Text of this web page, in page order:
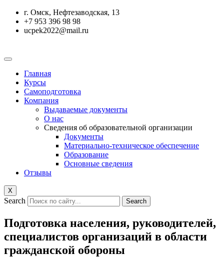
Перейти
содержимому
г. Омск, Нефтезаводская, 13
+7 953 396 98 98
ucpek2022@mail.ru
Главная
Курсы
Самоподготовка
Компания
Выдаваемые документы
О нас
Сведения об образовательной организации
Документы
Материально-техническое обеспечение
Образование
Основные сведения
Отзывы
X
Search Search
Подготовка населения, руководителей,
специалистов организаций в области
гражданской обороны